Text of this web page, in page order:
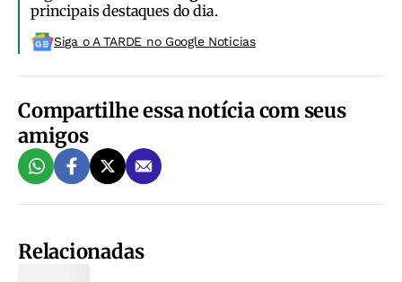
principais destaques do dia.
Siga o A TARDE no Google Noticias
Compartilhe essa notícia com seus
amigos
Relacionadas